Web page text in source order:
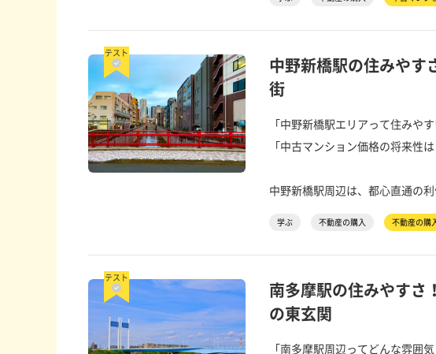
テスト
中野新橋駅の住みやす
街
「中野新橋駅エリアって住みやす
「中古マンション価格の将来性は
中野新橋駅周辺は、都心直通の
学ぶ 不動産の購入 不動産の購
テスト
南多摩駅の住みやすさ
の東玄関
「南多摩駅周辺ってどんな雰囲気